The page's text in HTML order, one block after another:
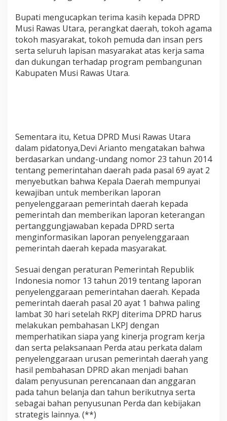
Bupati mengucapkan terima kasih kepada DPRD
Musi Rawas Utara, perangkat daerah, tokoh agama
tokoh masyarakat, tokoh pemuda dan insan pers
serta seluruh lapisan masyarakat atas kerja sama
dan dukungan terhadap program pembangunan
Kabupaten Musi Rawas Utara.
Sementara itu, Ketua DPRD Musi Rawas Utara
dalam pidatonya,Devi Arianto mengatakan bahwa
berdasarkan undang-undang nomor 23 tahun 2014
tentang pemerintahan daerah pada pasal 69 ayat 2
menyebutkan bahwa Kepala Daerah mempunyai
kewajiban untuk memberikan laporan
penyelenggaraan pemerintah daerah kepada
pemerintah dan memberikan laporan keterangan
pertanggungjawaban kepada DPRD serta
menginformasikan laporan penyelenggaraan
pemerintah daerah kepada masyarakat.
Sesuai dengan peraturan Pemerintah Republik
Indonesia nomor 13 tahun 2019 tentang laporan
penyelenggaraan pemerintahan daerah. Kepada
pemerintah daerah pasal 20 ayat 1 bahwa paling
lambat 30 hari setelah RKPJ diterima DPRD harus
melakukan pembahasan LKPJ dengan
memperhatikan siapa yang kinerja program kerja
dan serta pelaksanaan Perda atau perkata dalam
penyelenggaraan urusan pemerintah daerah yang
hasil pembahasan DPRD akan menjadi bahan
dalam penyusunan perencanaan dan anggaran
pada tahun belanja dan tahun berikutnya serta
sebagai bahan penyusunan Perda dan kebijakan
strategis lainnya. (**)